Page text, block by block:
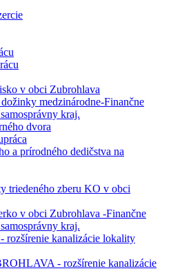
v obci Zubrohlava
medzinárodne-Finančne
kraj.
dvora
a prírodného dedičstva na
triedeného zberu KO v obci
v obci Zubrohlava -Finančne
kraj.
kanalizácie lokality
- rozšírenie kanalizácie